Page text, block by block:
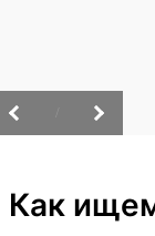
Как